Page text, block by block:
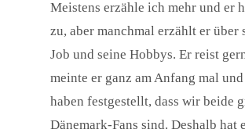
Meistens erzähle ich mehr und er
zu, aber manchmal erzählt er über
Job und seine Hobbys. Er reist
meinte er ganz am Anfang mal
haben festgestellt, dass wir beide
Dänemark-Fans sind. Deshalb hat